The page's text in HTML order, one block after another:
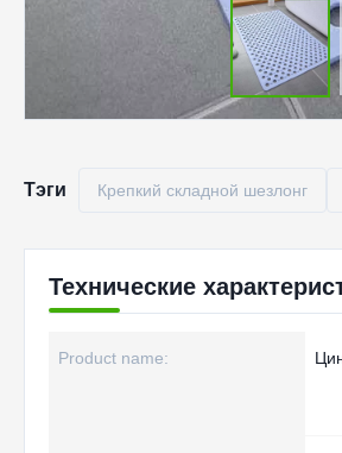
Тэги Крепкий складной шезлонг
Технические
Product name: